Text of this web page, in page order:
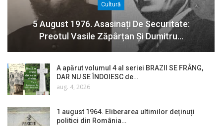
Cultură
5 August 1976. Asasinați De Securitate:
Preotul Vasile Zăpârțan Și Dumitru…
A apărut volumul 4 al seriei BRAZII SE FRÂNG,
DAR NU SE ÎNDOIESC de…
aug. 4, 2026
1 august 1964. Eliberarea ultimilor deținuți
politici din România…